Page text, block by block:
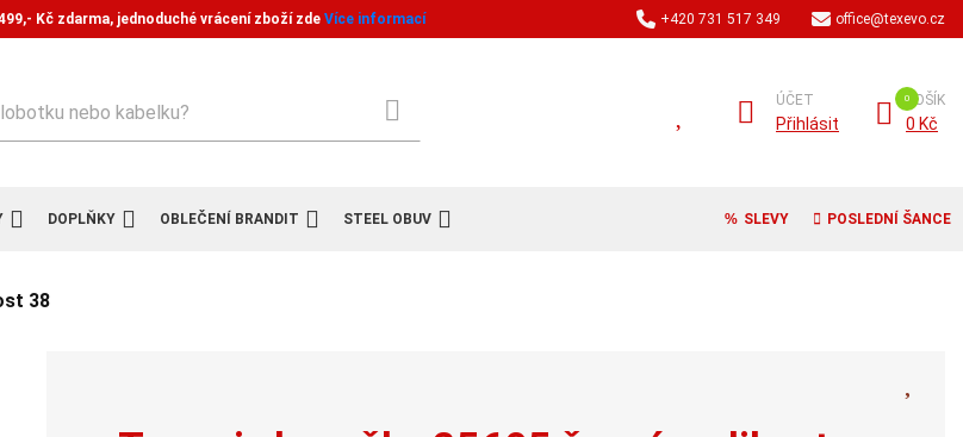
Kč zdarma, jednoduché vrácení zboží zde Více informací +420 731 517 349 office@texevo.cz
ÚČET
Přihlásit
KOŠÍK
0 Kč
DOPLŇKY OBLEČENÍ BRANDIT STEEL OBUV SLEVY POSLEDNÍ ŠANCE
38